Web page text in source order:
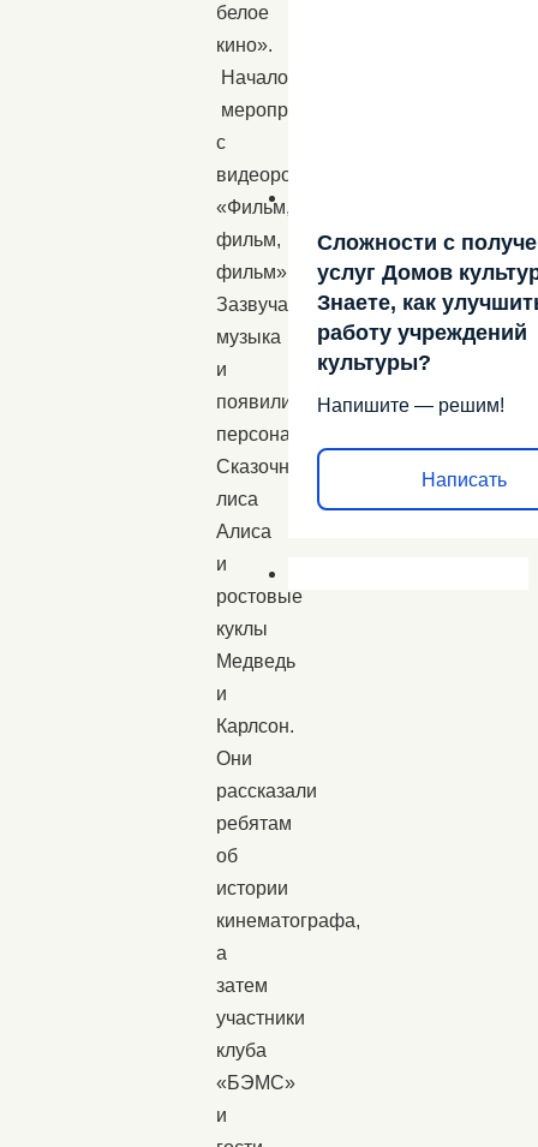
белое
кино».
Началось
мероприятие
с
видеоролика
«Фильм,
фильм,
фильм».
Зазвучала
музыка
и
появились
персонажи:
Сказочница,
лиса
Алиса
и
ростовые
куклы
Медведь
и
Карлсон.
Они
рассказали
ребятам
об
истории
кинематографа,
а
затем
участники
клуба
«БЭМС»
и
Сложности с
услуг Домов
Знаете, как
работу учреждений
культуры?
Напишите — решим!
Написать